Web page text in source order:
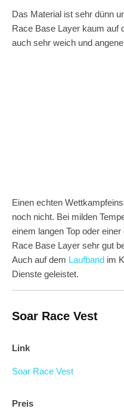
Das Material ist sehr dünn
Race Base Layer kaum auf
auch sehr weich und
Einen echten
noch nicht. Bei milden
einem langen Top oder
Race Base Layer sehr gut
Auch auf dem Laufband im
Dienste geleistet.
Soar Race Vest
Link
Soar Race Vest
Preis